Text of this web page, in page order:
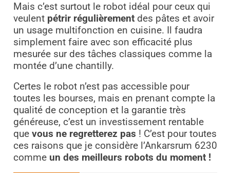
Mais c’est surtout le robot idéal pour ceux qui
veulent pétrir régulièrementdes pâtes et avoir
un usage multifonction en cuisine. Il faudra
simplement faire avec son efficacité plus
mesurée sur des tâches classiques comme la
montée d’une chantilly.
Certes le robot n’est pas accessible pour
toutes les bourses, mais en prenant compte la
qualité de conception et la garantie très
généreuse, c’est un investissement rentable
que vous ne regretterez pas ! C’est pour toutes
ces raisons que je considère l’Ankarsrum 6230
comme un des meilleurs robots du moment !